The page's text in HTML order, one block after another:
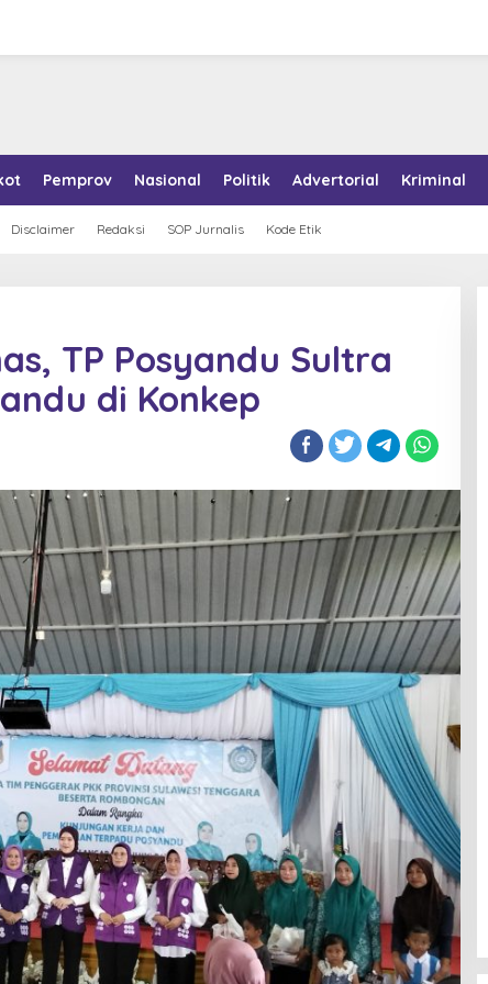
Pemprov Nasional Politik Advertorial Kriminal
Disclaimer Redaksi SOP Jurnalis Kode Etik
TP Posyandu Sultra
di Konkep